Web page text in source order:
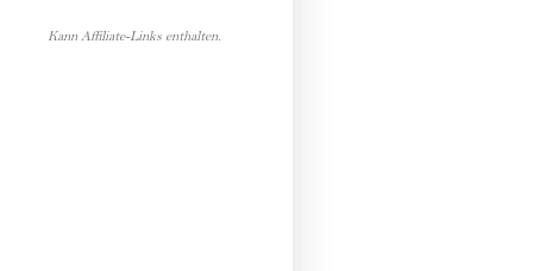
Kann Affiliate-Links enthalten.